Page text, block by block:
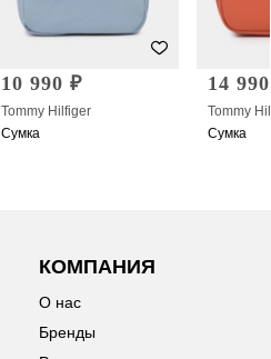
10 990 ₽
Tommy Hilfiger
Сумка
14
Tommy
Сумка
КОМПАНИЯ
О нас
Бренды